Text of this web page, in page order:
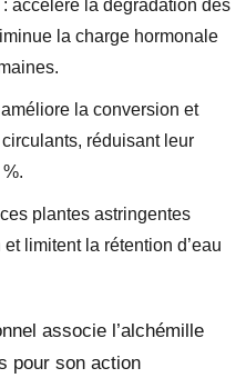
: accélère la dégradation des
la charge hormonale
améliore la conversion et
réduisant leur
plantes astringentes
limitent la rétention d’eau
associe l’alchémille
pour son action